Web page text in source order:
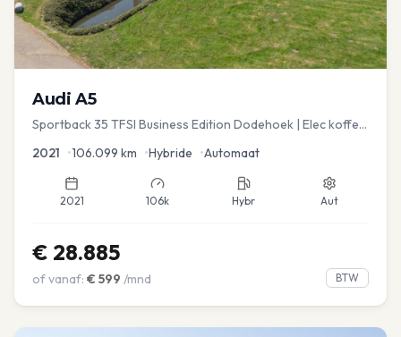
Audi A5
Sportback 35 TFSI Business Edition Dodehoek | Elec koffer
2021 •106.099 km •Hybride •Automaat
2021 106k Hybr Aut
€ 28.885
of vanaf: € 599 /mnd BTW